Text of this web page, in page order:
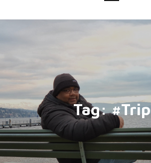
Tag:#Trip